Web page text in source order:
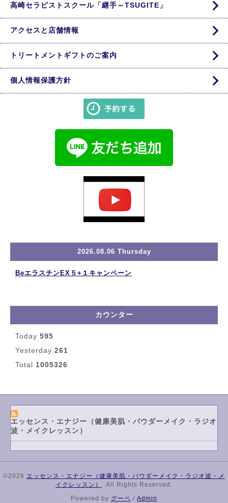
高崎セラピストスクール「継手～TSUGITE」
アクセスと店舗情報
トリートメントギフトのご案内
個人情報保護方針
2026.08.06 Thursday
BeエラスチンEX５+１キャンペーン
カウンター
Today 595
Yesterday 261
Total 1005326
エッセンス・エナジー（健康美肌・パウダーメイク・ラジオ
波・メイクレッスン）
©2026 エッセンス・エナジー（健康美肌・パウダーメイク・ラジオ波・メ
イクレッスン） . All Rights Reserved.
Powered by グーペ / Admin